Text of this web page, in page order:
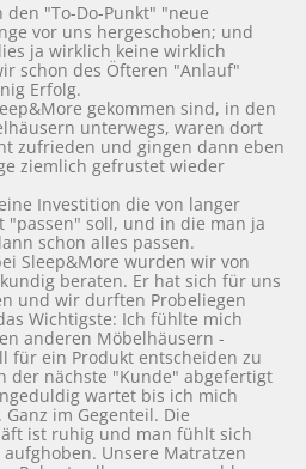
"To-Do-Punkt" "neue
vor uns hergeschoben; und
ja wirklich keine wirklich
schon des Öfteren "Anlauf"
Erfolg.
gekommen sind, in den
unterwegs, waren dort
zufrieden und gingen dann eben
ziemlich gefrustet wieder
Investition die von langer
"passen" soll, und in die man ja
schon alles passen.
Sleep&More wurden wir von
beraten. Er hat sich für uns
und wir durften Probeliegen
Wichtigste: Ich fühlte mich
anderen Möbelhäusern -
für ein Produkt entscheiden zu
der nächste "Kunde" abgefertigt
wartet bis ich mich
im Gegenteil. Die
ist ruhig und man fühlt sich
Unsere Matratzen